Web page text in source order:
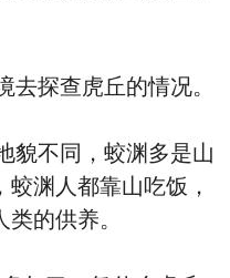
探查虎丘的情况。
不同，蛟渊多是山
渊人都靠山吃饭，
的供养。